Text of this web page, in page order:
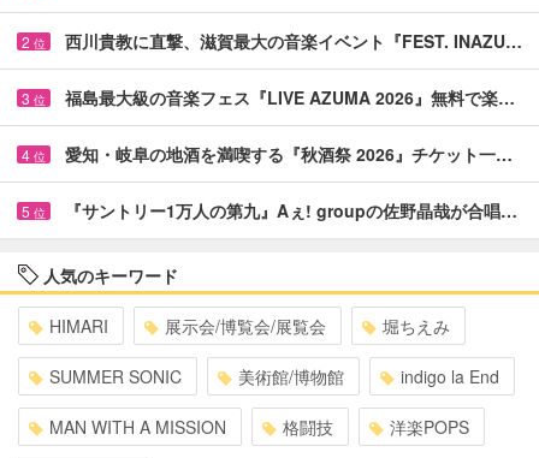
2 位 西川貴教に直撃、滋賀最大の音楽イベント『FEST. INAZU…
3 位 福島最大級の音楽フェス『LIVE AZUMA 2026』無料で楽…
4 位 愛知・岐阜の地酒を満喫する『秋酒祭 2026』チケット一…
5 位 『サントリー1万人の第九』Aぇ! groupの佐野晶哉が合唱…
人気のキーワード
HIMARI 展示会/博覧会/展覧会 堀ちえみ
SUMMER SONIC 美術館/博物館 indigo la End
MAN WITH A MISSION 格闘技 洋楽POPS